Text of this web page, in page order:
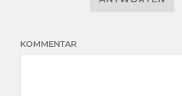
KOMMENTAR